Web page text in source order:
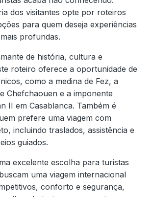
dos visitantes opte por roteiros
para quem deseja experiências
profundas.
de história, cultura e
roteiro oferece a oportunidade de
como a medina de Fez, a
Chefchaouen e a imponente
II em Casablanca. Também é
prefere uma viagem com
incluindo traslados, assistência e
guiados.
excelente escolha para turistas
uma viagem internacional
conforto e segurança,